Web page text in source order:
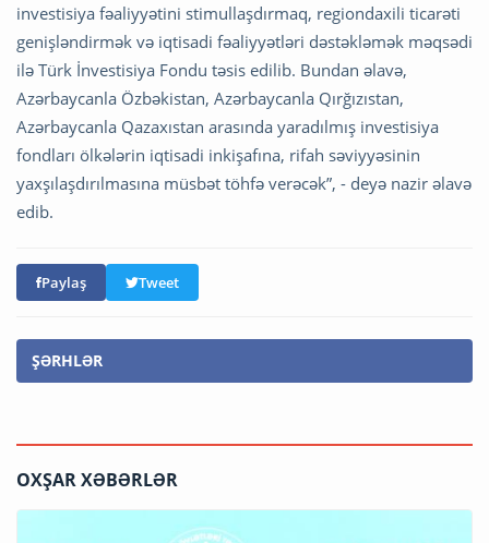
investisiya fəaliyyətini stimullaşdırmaq, regiondaxili ticarəti
genişləndirmək və iqtisadi fəaliyyətləri dəstəkləmək məqsədi
ilə Türk İnvestisiya Fondu təsis edilib. Bundan əlavə,
Azərbaycanla Özbəkistan, Azərbaycanla Qırğızıstan,
Azərbaycanla Qazaxıstan arasında yaradılmış investisiya
fondları ölkələrin iqtisadi inkişafına, rifah səviyyəsinin
yaxşılaşdırılmasına müsbət töhfə verəcək”, - deyə nazir əlavə
edib.
Paylaş Tweet
ŞƏRHLƏR
OXŞAR XƏBƏRLƏR